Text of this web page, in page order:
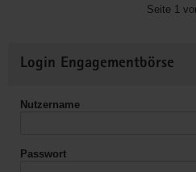
Seite 1
Informationen
Login Engagementbörse
Nutzername
Passwort